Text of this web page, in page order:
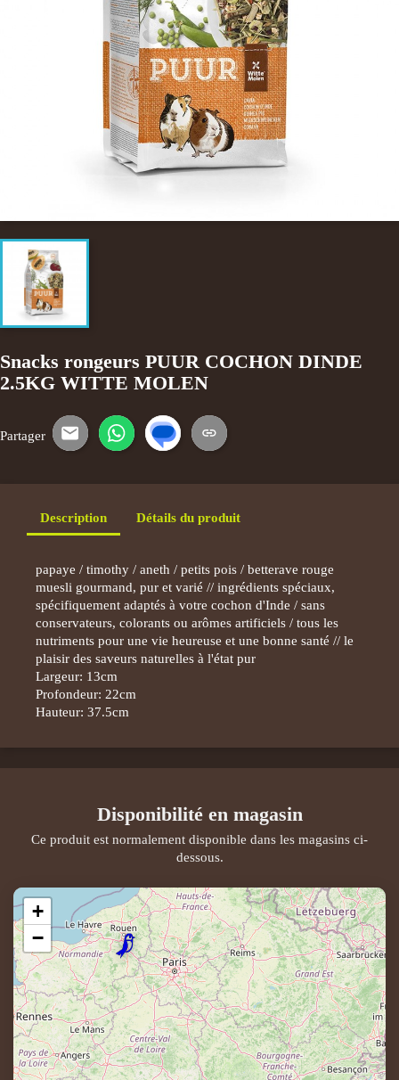
Snacks rongeurs PUUR COCHON DINDE
2.5KG WITTE MOLEN
Partager E-mail WhatsApp
SMS Copier le lien
Description Détails du produit
papaye / timothy / aneth / petits pois / betterave rouge
muesli gourmand, pur et varié // ingrédients spéciaux,
spécifiquement adaptés à votre cochon d'Inde / sans
conservateurs, colorants ou arômes artificiels / tous les
nutriments pour une vie heureuse et une bonne santé // le
plaisir des saveurs naturelles à l'état pur
Largeur: 13cm
Profondeur: 22cm
Hauteur: 37.5cm
Disponibilité en magasin
Ce produit est normalement disponible dans les magasins ci-
dessous.
+
−